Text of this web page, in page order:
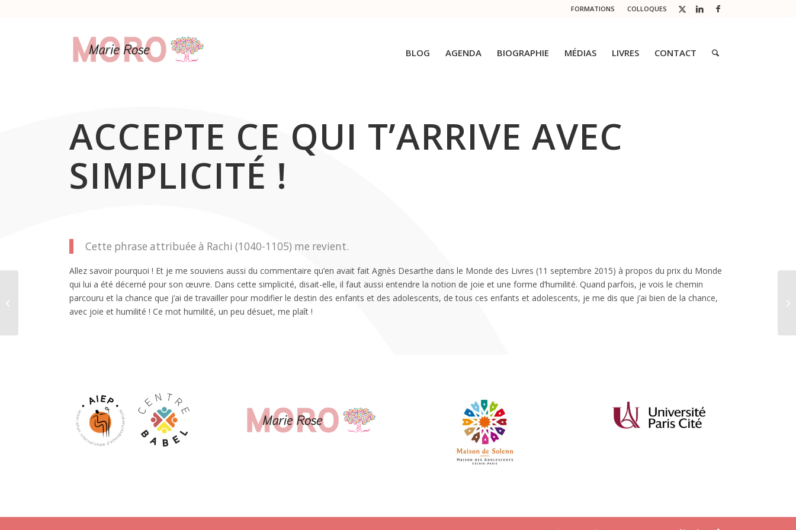
FORMATIONS COLLOQUES
BLOG AGENDA BIOGRAPHIE MÉDIAS LIVRES CONTACT
ACCEPTE CE QUI T’ARRIVE AVEC
SIMPLICITÉ !
Cette phrase attribuée à Rachi (1040-1105) me revient.
Allez savoir pourquoi ! Et je me souviens aussi du commentaire qu’en avait fait Agnès Desarthe dans le Monde des Livres (11 septembre 2015) à propos du prix du Monde
qui lui a été décerné pour son œuvre. Dans cette simplicité, disait-elle, il faut aussi entendre la notion de joie et une forme d’humilité. Quand parfois, je vois le chemin
parcouru et la chance que j’ai de travailler pour modifier le destin des enfants et des adolescents, de tous ces enfants et adolescents, je me dis que j’ai bien de la chance,
avec joie et humilité ! Ce mot humilité, un peu désuet, me plaît !
Les adolescents dans
la guerre d’Ukraine